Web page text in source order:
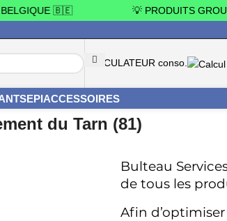
🇧🇪 💡 PRODUITS
CALCULATEUR conso.
EPIACCESSOIRES
du Tarn (81)
Bulteau
de tous les
Afin